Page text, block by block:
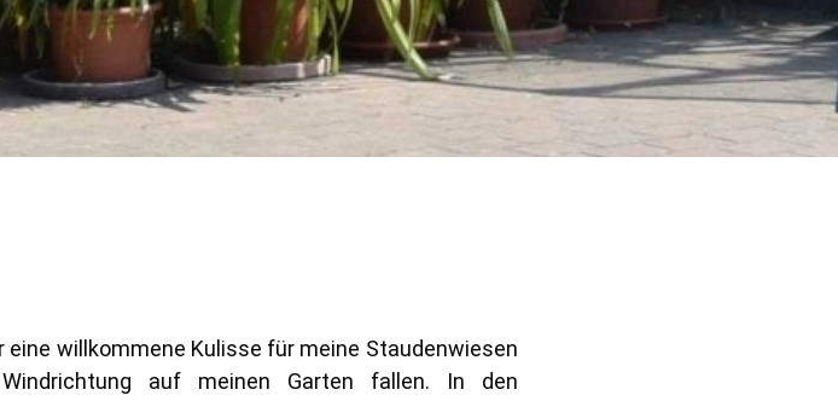
eine willkommene Kulisse für meine Staudenwiesen
auf meinen Garten fallen. In den